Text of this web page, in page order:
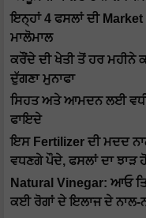
ਇਨ੍ਹਾਂ 4 ਫਸਲਾਂ ਦੀ
ਮਾਲੋਮਾਲ
ਕਰੌਂਦੇ ਦੀ ਖੇਤੀ ਤੋਂ ਹਰ ਮਹੀਨੇ
ਦੁੱਗਣਾ ਮੁਨਾਫਾ
ਸਿਹਤ ਅਤੇ ਆਮਦਨ ਲਈ
ਫਾਇਦੇ
ਇਸ Fertilizer ਦੀ ਮਦਦ
ਵਧਣਗੇ ਪੌਦੇ, ਫਸਲਾਂ ਦਾ ਝਾੜ
Natural Vinegar: ਆਓ
ਕਈ ਰੋਗਾਂ ਦੇ ਇਲਾਜ ਦੇ ਨਾਲ-